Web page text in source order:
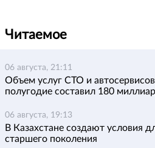
Читаемое
06 августа, 21:11
Объем услуг СТО и автосервисов
полугодие составил 180
06 августа, 19:13
В Казахстане создают условия
старшего поколения